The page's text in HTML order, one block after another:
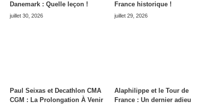
Danemark : Quelle leçon !
juillet 30, 2026
France historique !
juillet 29, 2026
Paul Seixas et Decathlon CMA
CGM : La Prolongation À Venir
Alaphilippe et le Tour de
France : Un dernier adieu